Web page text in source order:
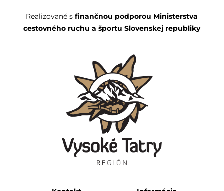
Realizované s finančnou podporou Ministerstva
cestovného ruchu a športu Slovenskej republiky